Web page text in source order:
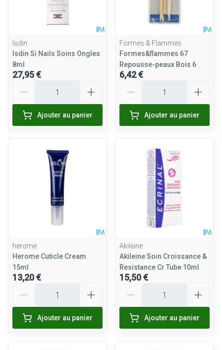
Isdin
Isdin Si Nails Soins Ongles
8ml
27,95 €
Ajouter au panier
Formes & Flammes
Formes&flammes 67
Repousse-peaux Bois 6
6,42 €
Ajouter au panier
herome
Herome Cuticle Cream
15ml
13,20 €
Ajouter au panier
Akileine
Akileine Soin Croissance &
Resistance Cr Tube 10ml
15,50 €
Ajouter au panier